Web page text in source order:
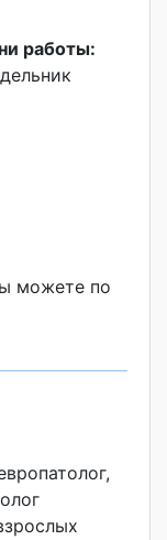
работы:
можете по